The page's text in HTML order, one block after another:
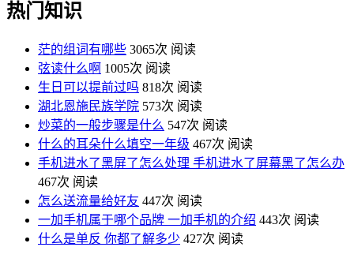
热门知识
茫的组词有哪些 3065次 阅读
弦读什么啊 1005次 阅读
生日可以提前过吗 818次 阅读
湖北恩施民族学院 573次 阅读
炒菜的一般步骤是什么 547次 阅读
什么的耳朵什么填空一年级 467次 阅读
手机进水了黑屏了怎么处理 手机进水了屏幕黑了怎么办
467次 阅读
怎么送流量给好友 447次 阅读
一加手机属于哪个品牌 一加手机的介绍 443次 阅读
什么是单反 你都了解多少 427次 阅读